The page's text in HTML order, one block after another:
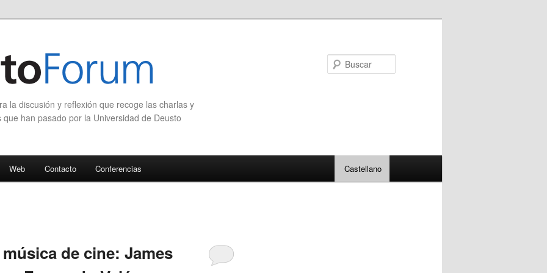
la discusión y reflexión que recoge las charlas y
han pasado por la Universidad de Deusto
Web Contacto Conferencias Castellano
de cine: James